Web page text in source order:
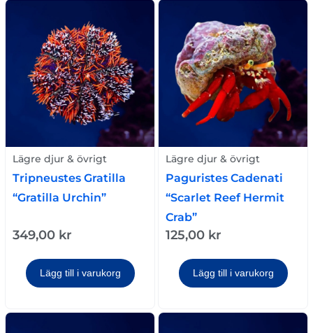
Tripneustes Gratilla
“Gratilla Urchin”
349,00 kr
Lägg till i varukorg
Lägre djur & övrigt
Paguristes Cadenati
“Scarlet Reef Hermit
Crab”
125,00 kr
Lägg till i varukorg
Lägre djur & övrigt